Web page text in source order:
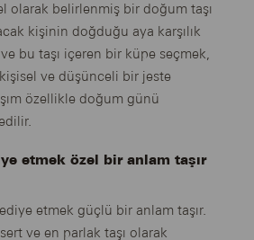
olarak belirlenmiş bir doğum taşı
kişinin doğduğu aya karşılık
bu taşı içeren bir küpe seçmek,
ve düşünceli bir jeste
özellikle doğum günü
etmek özel bir anlam taşır
etmek güçlü bir anlam taşır.
ve en parlak taşı olarak